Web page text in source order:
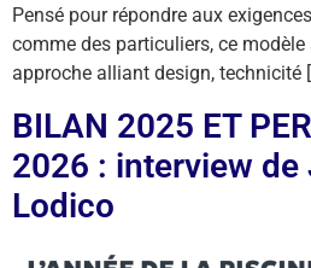
Pensé pour répondre aux
comme des particuliers, ce modèle
approche alliant design, technicité
BILAN 2025 ET
2026 : interview de
Lodico